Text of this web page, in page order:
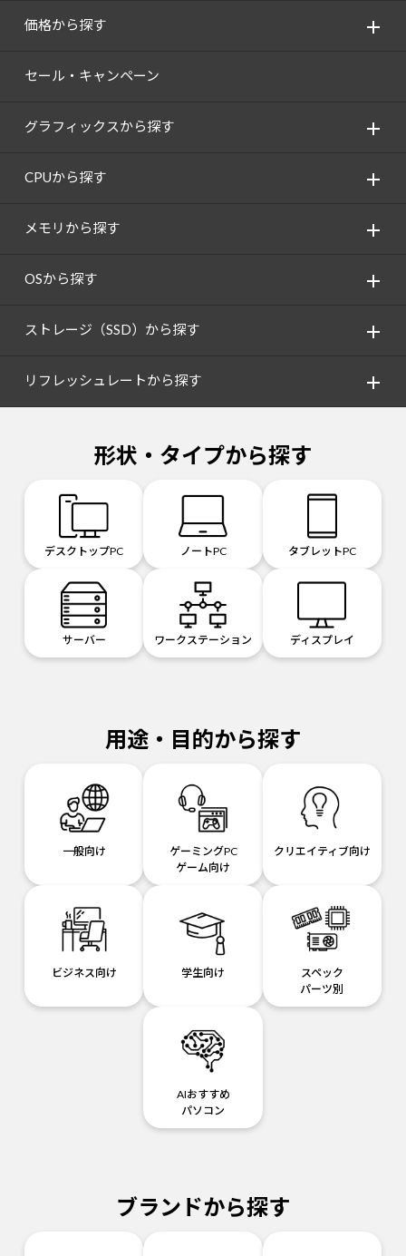
価格から探す
セール・キャンペーン
グラフィックスから探す
CPUから探す
メモリから探す
OSから探す
ストレージ（SSD）から探す
リフレッシュレートから探す
形状・タイプから探す
デスクトップPC ノートPC タブレットPC
サーバー ワークステーション ディスプレイ
用途・目的から探す
一般向け
ゲーミングPC
ゲーム向け
クリエイティブ向け
ビジネス向け 学生向け
スペック
パーツ別
AIおすすめ
パソコン
ブランドから探す